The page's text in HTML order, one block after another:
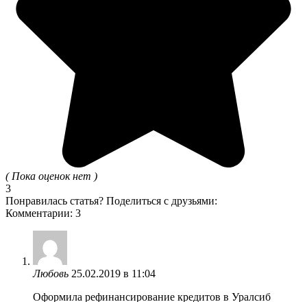
( Пока оценок нет )
3
Понравилась статья? Поделиться с друзьями:
Комментарии: 3
Любовь 25.02.2019 в 11:04
Оформила рефинансирование кредитов в Уралсиб